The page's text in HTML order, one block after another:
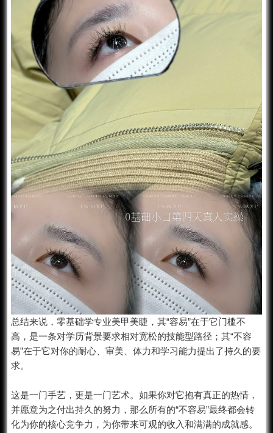
总结来说，零基础学专业美甲美睫 ，其“容易”在于它门槛不
高，是一条对学历背景要求相对宽松的技能型路径；其“不容
易”在于它对你的耐心、审美、体力和学习能力提出了持久的要
求。
这是一门手艺，更是一门艺术。如果你对它抱有真正的热情，
并愿意为之付出持久的努力，那么所有的“不容易”最终都会转
化为你的核心竞争力，为你带来可观的收入和满满的成就感。